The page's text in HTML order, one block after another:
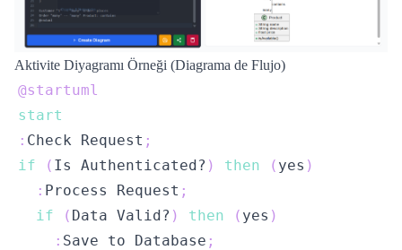
Aktivite Diyagramı Örneği (Diagrama de Flujo)
@startuml
start
: Check Request ;
if
( Is Authenticated? ) then ( yes )
: Process Request ;
if
( Data Valid? ) then ( yes )
: Save to Database ;